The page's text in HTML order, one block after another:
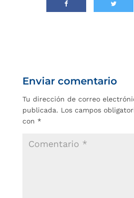
Enviar comentario
Tu dirección de correo
publicada. Los campos
con *